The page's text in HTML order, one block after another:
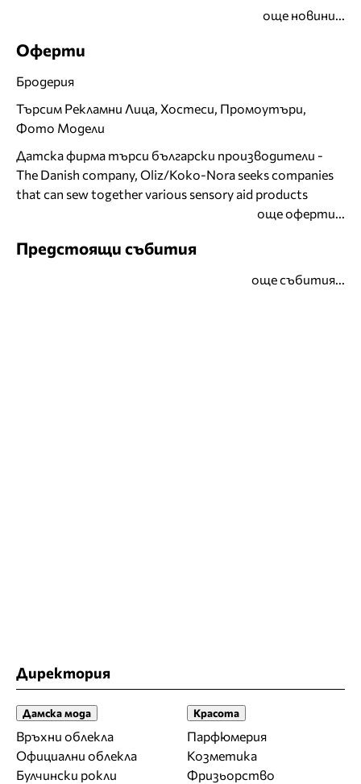
още новини...
Оферти
Бродерия
Търсим Рекламни Лица, Хостеси, Промоутъри,
Фото Модели
Датска фирма търси български производители -
The Danish company, Oliz/Koko-Nora seeks companies
that can sew together various sensory aid products
още оферти...
Предстоящи събития
още събития...
Директория
Дамска мода
Връхни облекла
Официални облекла
Булчински рокли
Красота
Парфюмерия
Козметика
Фризьорство